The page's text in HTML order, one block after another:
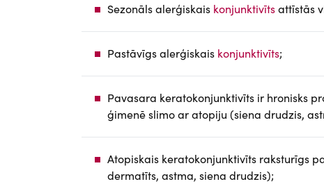
Sezonāls alerģiskais konjunktivītsattīstās
Pastāvīgs alerģiskais konjunktivīts;
Pavasara keratokonjunktivīts ir hronisks
ģimenē slimo ar atopiju (siena drudzis,
Atopiskais keratokonjunktivīts raksturīgs
dermatīts, astma, siena drudzis);